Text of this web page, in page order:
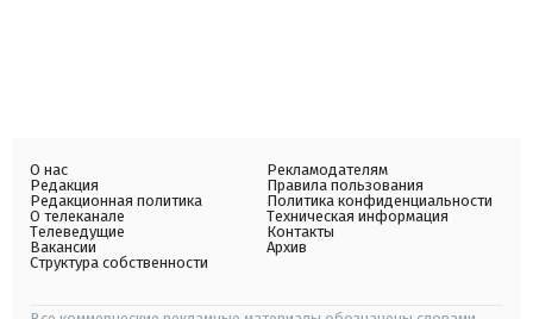
О нас
Редакция
Редакционная политика
О телеканале
Телеведущие
Вакансии
Структура собственности
Рекламодателям
Правила пользования
Политика конфиденциальности
Техническая информация
Контакты
Архив